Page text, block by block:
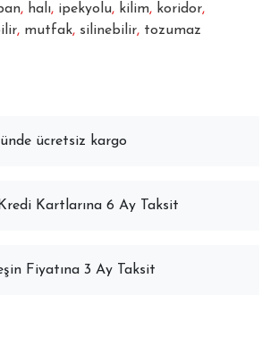
, halı, ipekyolu, kilim, koridor,
, mutfak, silinebilir, tozumaz
ücretsiz kargo
Kartlarına 6 Ay Taksit
Fiyatına 3 Ay Taksit